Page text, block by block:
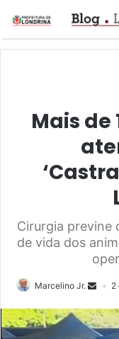
Mais de
Cirurgia previne
de vida dos
Marcelino Jr. 2